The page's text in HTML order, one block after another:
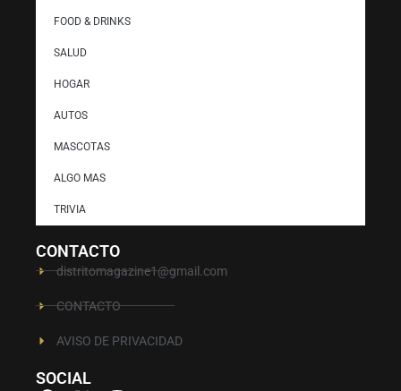
FOOD & DRINKS
SALUD
HOGAR
AUTOS
MASCOTAS
ALGO MAS
TRIVIA
CONTACTO
distritomagazine1@gmail.com
CONTACTO
AVISO DE PRIVACIDAD
SOCIAL